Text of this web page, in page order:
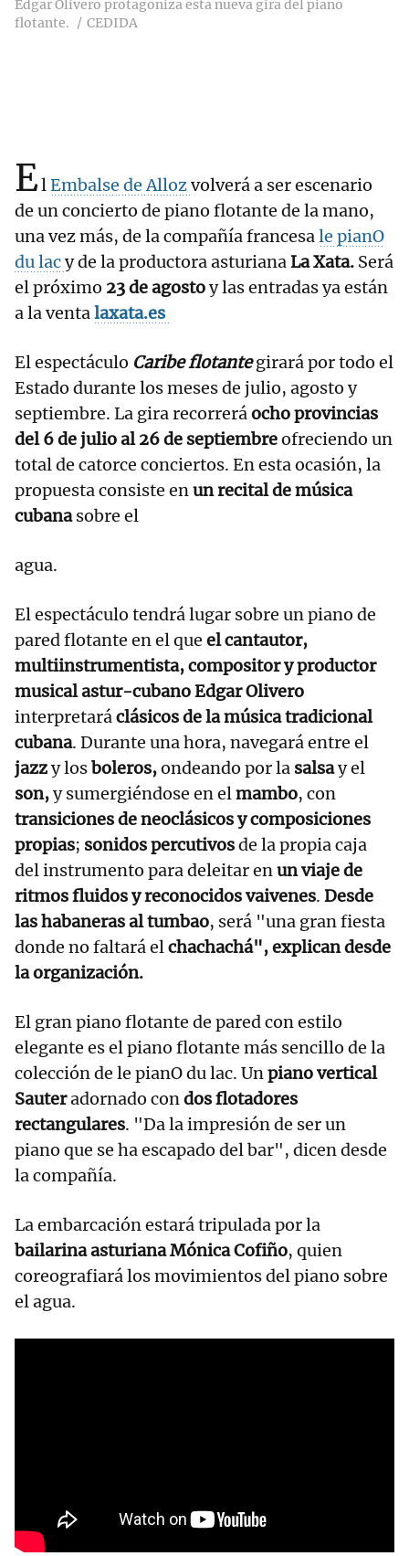
Edgar Olivero protagoniza esta nueva gira del piano
flotante.
CEDIDA
ElEmbalse de Allozvolverá a ser escenario
de un concierto de piano flotante de la mano,
una vez más, de la compañía francesale pianO
du lacy de la productora asturianaLa Xata. Será
el próximo 23 de agostoylas entradas ya están
a la ventalaxata.es
El espectáculo Caribe flotantegirará por todo el
Estado durante los meses de julio, agosto y
septiembre. La gira recorreráocho provincias
del 6 de julio al 26 de septiembreofreciendo un
total de catorce conciertos. En esta ocasión, la
propuesta consiste enun recital de música
cubanasobre el
agua.
El espectáculo tendrá lugar sobre un piano de
pared flotante en el que el cantautor,
multiinstrumentista, compositor y productor
musical astur-cubano Edgar Olivero
interpretaráclásicos de la música tradicional
cubana. Durante una hora, navegará entre el
jazzy losboleros,ondeando por la salsay el
son,y sumergiéndose en elmambo, con
transiciones de neoclásicos y composiciones
propias; sonidos percutivosde la propia caja
del instrumento para deleitar enun viaje de
ritmos fluidos y reconocidos vaivenes. Desde
las habaneras al tumbao, será "una gran fiesta
donde no faltará elchachachá", explican desde
la organización.
El gran piano flotante de pared con estilo
elegante es el piano flotante más sencillo de la
colección de le pianO du lac. Unpiano vertical
Sauteradornado condos flotadores
rectangulares. "Da la impresión de ser un
piano que se ha escapado del bar", dicen desde
la compañía.
La embarcación estará tripulada por la
bailarina asturiana Mónica Cofiño, quien
coreografiará los movimientos del piano sobre
el agua.